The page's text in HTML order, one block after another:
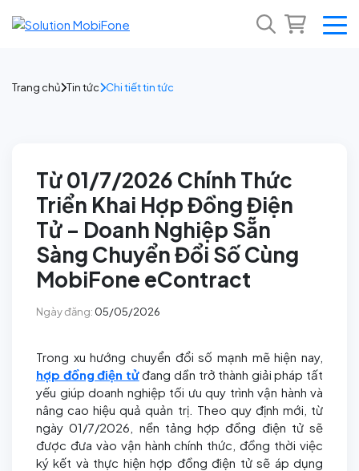
Trang chủ Tin tức Chi tiết tin tức
Từ 01/7/2026 Chính Thức
Triển Khai Hợp Đồng Điện
Tử – Doanh Nghiệp Sẵn
Sàng Chuyển Đổi Số Cùng
MobiFone eContract
Ngày đăng: 05/05/2026
Trong xu hướng chuyển đổi số mạnh mẽ hiện nay,
hợp đồng điện tửđang dần trở thành giải pháp tất
yếu giúp doanh nghiệp tối ưu quy trình vận hành và
nâng cao hiệu quả quản trị. Theo quy định mới, từ
ngày 01/7/2026, nền tảng hợp đồng điện tử sẽ
được đưa vào vận hành chính thức, đồng thời việc
ký kết và thực hiện hợp đồng điện tử sẽ áp dụng